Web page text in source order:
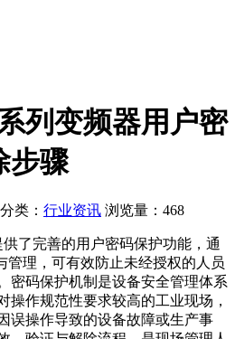
列变频器用户密
步骤
分类： 行业资讯 浏览量：468
供了完善的用户密码保护功能，通
管理，可有效防止未经授权的人员
密码保护机制是设备安全管理体系
操作规范性要求较高的工业现场，
误操作导致的设备故障或生产事